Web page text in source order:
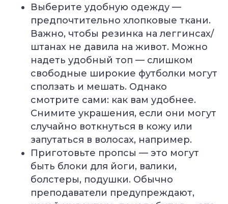
Выберите удобную одежду —
предпочтительно хлопковые ткани.
Важно, чтобы резинка на леггинсах/
штанах не давила на живот. Можно
надеть удобный топ — слишком
свободные широкие футболки могут
сползать и мешать. Однако
смотрите сами: как вам удобнее.
Снимите украшения, если они могут
случайно воткнуться в кожу или
запутаться в волосах, например.
Приготовьте пропсы — это могут
быть блоки для йоги, валики,
болстеры, подушки. Обычно
преподаватели предупреждают,